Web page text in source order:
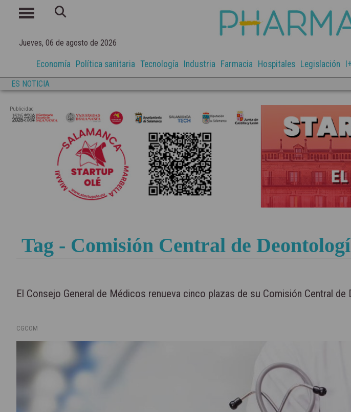
Jueves, 06 de agosto de 2026
Economía Política sanitaria Tecnología Industria Farmacia Hospitales Legislación
ES NOTICIA
Publicidad
Tag - Comisión Central de
El Consejo General de Médicos renueva cinco plazas de su Comisión Central de
CGCOM